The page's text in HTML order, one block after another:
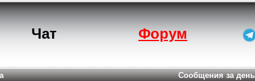
Чат Форум
Сообщения за день